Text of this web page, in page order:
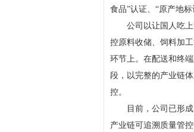
食品”认证、“原产地
公司以让国人吃
控原料收储、饲料加
环节上。在配送和终
段，以完整的产业链
控。
目前，公司已形
产业链可追溯质量管控